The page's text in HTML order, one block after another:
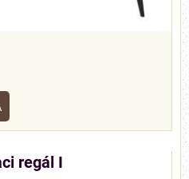
regál I